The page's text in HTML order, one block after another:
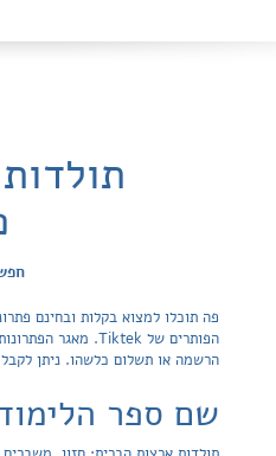
פה תוכלו למצוא בקלות ובחינם
הרשמה או תשלום כלשהו. ניתן
שם ספר